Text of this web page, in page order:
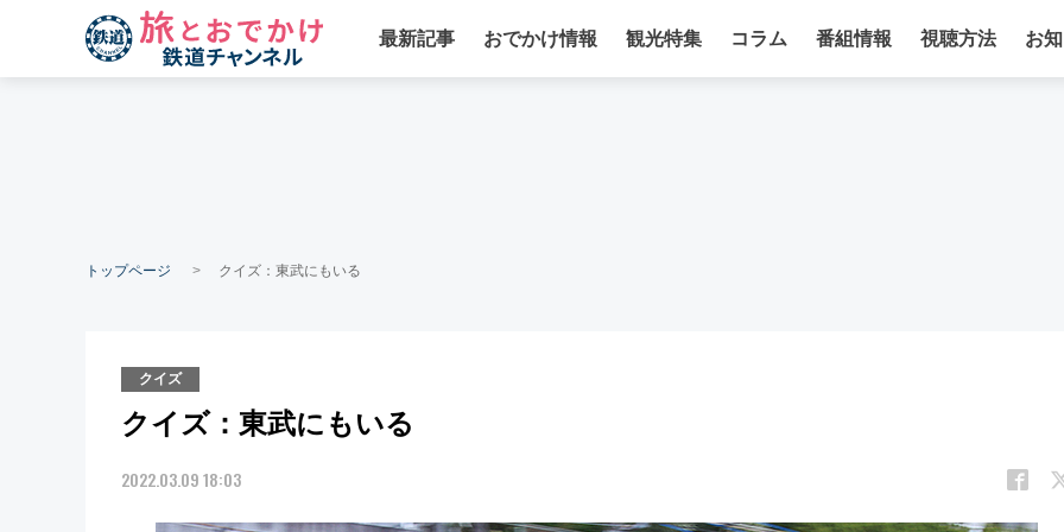
最新記事 おでかけ情報 観光特集 コラム 番組情報 視聴方法 お
トップページ クイズ：東武にもいる
クイズ
クイズ：東武にもいる
2022.03.09 18:03